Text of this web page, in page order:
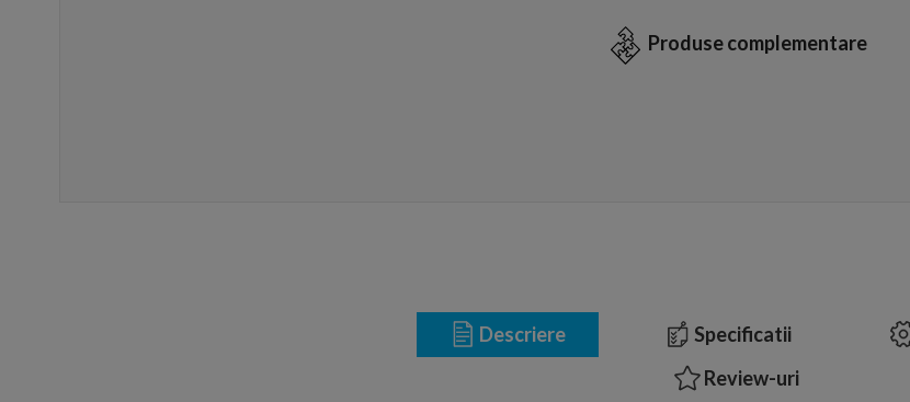
Produse complementare
Descriere Specificatii
Review-uri